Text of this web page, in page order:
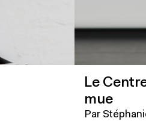
Le
mue
Par